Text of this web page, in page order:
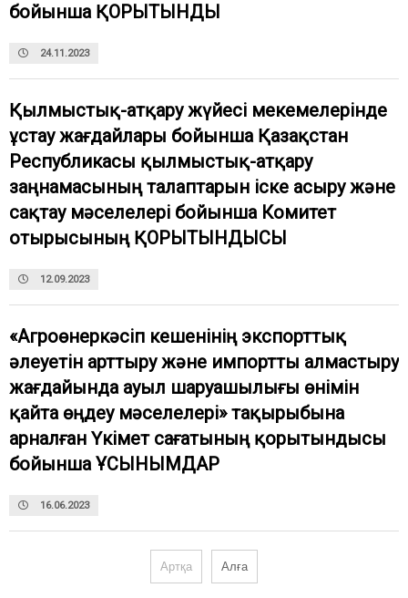
бойынша ҚОРЫТЫНДЫ
24.11.2023
Қылмыстық-атқару жүйесі мекемелерінде
ұстау жағдайлары бойынша Қазақстан
Республикасы қылмыстық-атқару
заңнамасының талаптарын іске асыру және
сақтау мәселелері бойынша Комитет
отырысының ҚОРЫТЫНДЫСЫ
12.09.2023
«Агроөнеркәсіп кешенінің экспорттық
әлеуетін арттыру және импортты алмастыру
жағдайында ауыл шаруашылығы өнімін
қайта өңдеу мәселелері» тақырыбына
арналған Үкімет сағатының қорытындысы
бойынша ҰСЫНЫМДАР
16.06.2023
Артқа Алға